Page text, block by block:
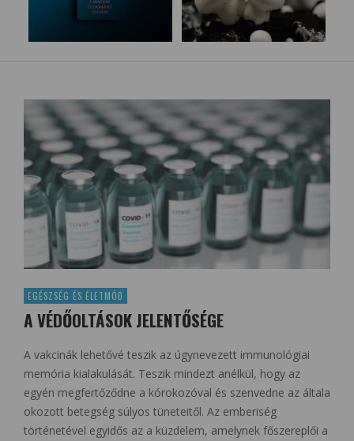
EGÉSZSÉG ÉS ÉLETMÓD
A VÉDŐOLTÁSOK JELENTŐSÉGE
A vakcinák lehetővé teszik az úgynevezett immunológiai
memória kialakulását. Teszik mindezt anélkül, hogy az
egyén megfertőződne a kórokozóval és szenvedne az általa
okozott betegség súlyos tüneteitől. Az emberiség
történetével egyidős az a küzdelem, amelynek főszereplői a